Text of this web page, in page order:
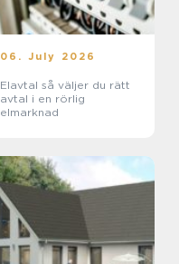
06. July 2026
Elavtal så väljer du rätt
avtal i en rörlig
elmarknad